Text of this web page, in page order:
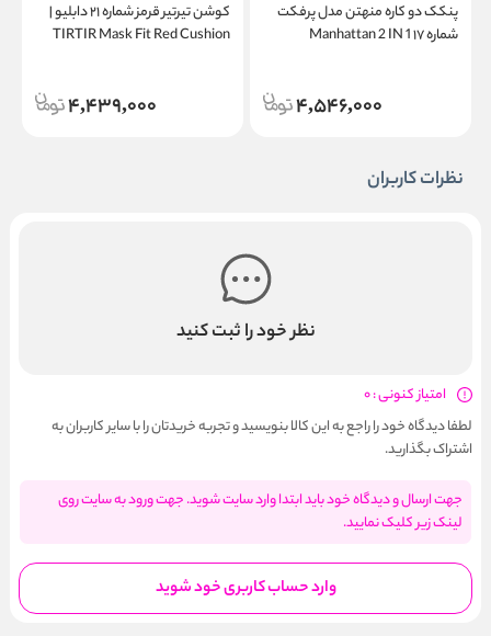
پنکک دو کاره منهتن مدل پرفکت
شماره ۱۷ Manhattan 2 IN 1
4,546,000
کوشن تیرتیر قرمز شماره ۲۱ دابلیو |
TIRTIR Mask Fit Red Cushion
4,439,000
نظرات کاربران
نظر خود را ثبت کنید
امتیاز کنونی : 0
لطفا دیدگاه خود را راجع به این کالا بنویسید و تجربه خریدتان را با سایر کاربران به
اشتراک بگذارید.
جهت ارسال و دیدگاه خود باید ابتدا وارد سایت شوید. جهت ورود به سایت روی
لینک زیر کلیک نمایید.
وارد حساب کاربری خود شوید